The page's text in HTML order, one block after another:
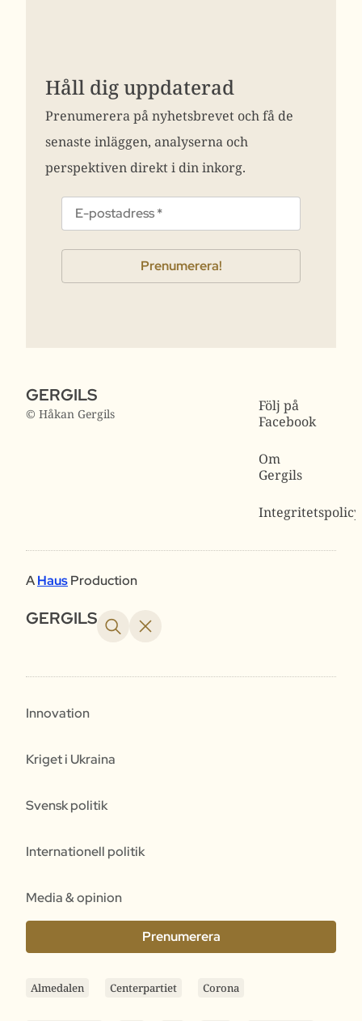
Håll dig uppdaterad
Prenumerera på nyhetsbrevet och få de
senaste inläggen, analyserna och
perspektiven direkt i din inkorg.
GERGILS
© Håkan Gergils
Följ på
Facebook
Om
Gergils
Integritetspolicy
AHausProduction
GERGILS
Innovation
Kriget i Ukraina
Svensk politik
Internationell politik
Media & opinion
Prenumerera
Almedalen Centerpartiet Corona